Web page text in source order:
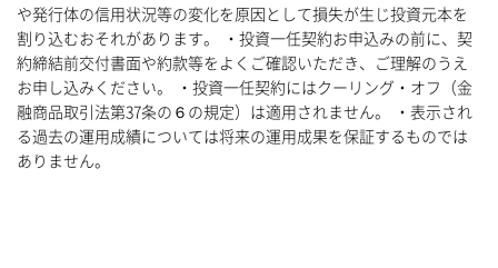
や発行体の信用状況等の変化を原因として損失が生じ投資元本を
割り込むおそれがあります。 ・投資一任契約お申込みの前に、契
約締結前交付書面や約款等をよくご確認いただき、ご理解のうえ
お申し込みください。 ・投資一任契約にはクーリング・オフ（金
融商品取引法第37条の６の規定）は適用されません。 ・表示され
る過去の運用成績については将来の運用成果を保証するものでは
ありません。